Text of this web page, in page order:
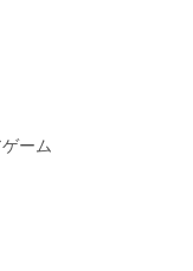
ーム